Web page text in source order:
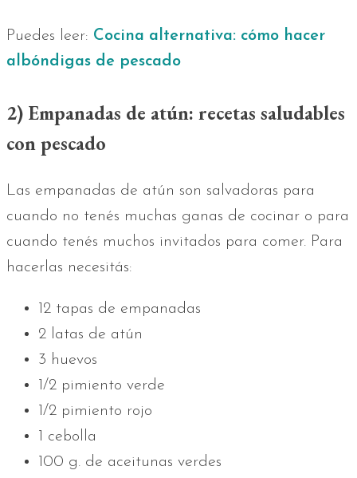
Puedes leer: Cocina alternativa: cómo hacer
albóndigas de pescado
2) Empanadas de atún: recetas saludables
con pescado
Las empanadas de atún son salvadoras para
cuando no tenés muchas ganas de cocinar o para
cuando tenés muchos invitados para comer. Para
hacerlas necesitás:
12 tapas de empanadas
2 latas de atún
3 huevos
1/2 pimiento verde
1/2 pimiento rojo
1 cebolla
100 g. de aceitunas verdes